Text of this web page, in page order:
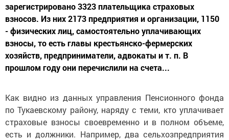
зарегистрировано 3323 плательщика страховых
взносов. Из них 2173 предприятия и организации, 1150
- физических лиц, самостоятельно уплачивающих
взносы, то есть главы крестьянско-фермерских
хозяйств, предприниматели, адвокаты и т. п. В
прошлом году они перечислили на счета...
Как видно из данных управления Пенсионного фонда
по Тукаевскому району, наряду с теми, кто уплачивает
страховые взносы своевременно и в полном объеме,
есть и должники. Например, два сельхозпредприятия